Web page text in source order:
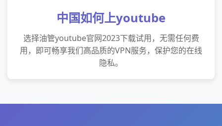
中国如何上youtube
选择油管youtube官网2023下载试用，无需任何费
用，即可畅享我们高品质的VPN服务，保护您的在线
隐私。